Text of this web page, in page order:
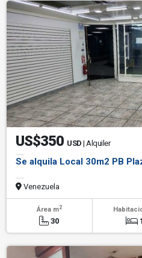
US$350 USD | Alquiler
Se alquila Local 30m2 PB
Venezuela
Área m2
30 1